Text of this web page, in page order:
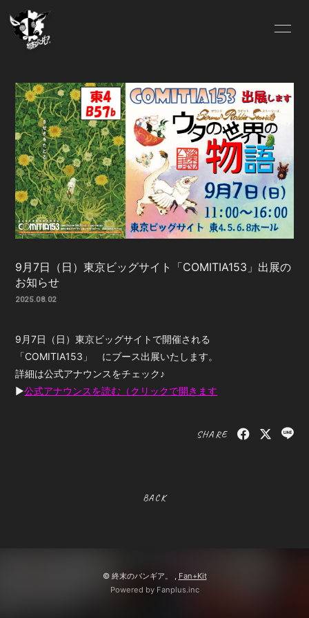
ABOUT US
OFFICIAL SITE
FC.INFO
SCHEDULE
BLOG
MOVIE
SOUND
GALLERY
DISCOGRAPHY
VIDEO
Pixiv
BOOTH SHOP
BBS
送付先申請
入会したら
ログイン
9月7日（日）東京ビッグサイト「COMITIA153」出展の
お知らせ
2025.08.02
9月7日（日）東京ビッグサイトで開催される
「COMITIA153」 にブース出展いたします。
詳細は公式アナウンスをチェック♪
▶公式アナウンスを読む（クリックで開きます
SHARE
BACK
© 終末のバンギア。 , Fan+Kit
Powered by Fanplus.inc